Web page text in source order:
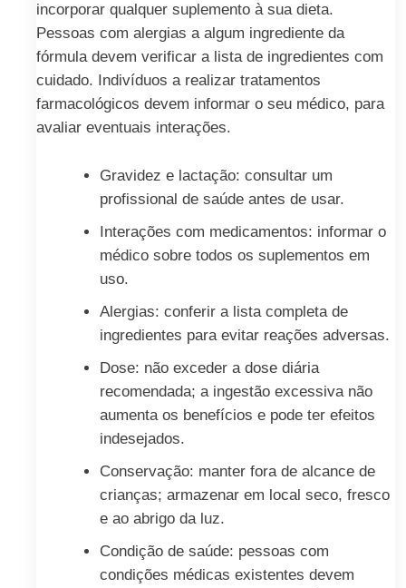
incorporar qualquer suplemento à sua dieta.
Pessoas com alergias a algum ingrediente da
fórmula devem verificar a lista de ingredientes com
cuidado. Indivíduos a realizar tratamentos
farmacológicos devem informar o seu médico, para
avaliar eventuais interações.
Gravidez e lactação: consultar um
profissional de saúde antes de usar.
Interações com medicamentos: informar o
médico sobre todos os suplementos em
uso.
Alergias: conferir a lista completa de
ingredientes para evitar reações adversas.
Dose: não exceder a dose diária
recomendada; a ingestão excessiva não
aumenta os benefícios e pode ter efeitos
indesejados.
Conservação: manter fora de alcance de
crianças; armazenar em local seco, fresco
e ao abrigo da luz.
Condição de saúde: pessoas com
condições médicas existentes devem